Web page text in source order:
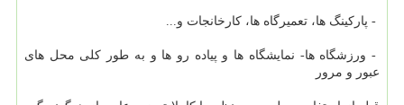
- پارکینگ ها، تعمیرگاه ها، کارخانجات و...
- ورزشگاه ها- نمایشگاه ها و پیاده رو ها و به طور کلی محل های
عبور و مرور